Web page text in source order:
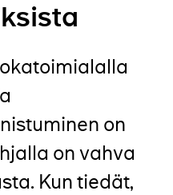
on
on vahva
Kun tiedät,